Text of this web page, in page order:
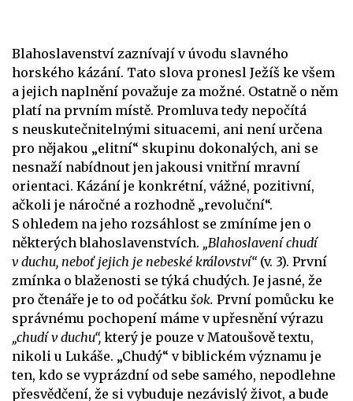
Blahoslavenství zaznívají v úvodu slavného
horského kázání. Tato slova pronesl Ježíš ke všem
a jejich naplnění považuje za možné. Ostatně o něm
platí na prvním místě. Promluva tedy nepočítá
s neuskutečnitelnými situacemi, ani není určena
pro nějakou „elitní“ skupinu dokonalých, ani se
nesnaží nabídnout jen jakousi vnitřní mravní
orientaci. Kázání je konkrétní, vážné, pozitivní,
ačkoli je náročné a rozhodně „revoluční“.
S ohledem na jeho rozsáhlost se zmíníme jen o
některých blahoslavenstvích. „Blahoslavení chudí
v duchu, neboť jejich je nebeské království“ (v. 3). První
zmínka o blaženosti se týká chudých. Je jasné, že
pro čtenáře je to od počátku šok. První pomůcku ke
správnému pochopení máme v upřesnění výrazu
„chudí v duchu“, který je pouze v Matoušově textu,
nikoli u Lukáše. „Chudý“ v biblickém významu je
ten, kdo se vyprázdní od sebe samého, nepodlehne
přesvědčení, že si vybuduje nezávislý život, a bude